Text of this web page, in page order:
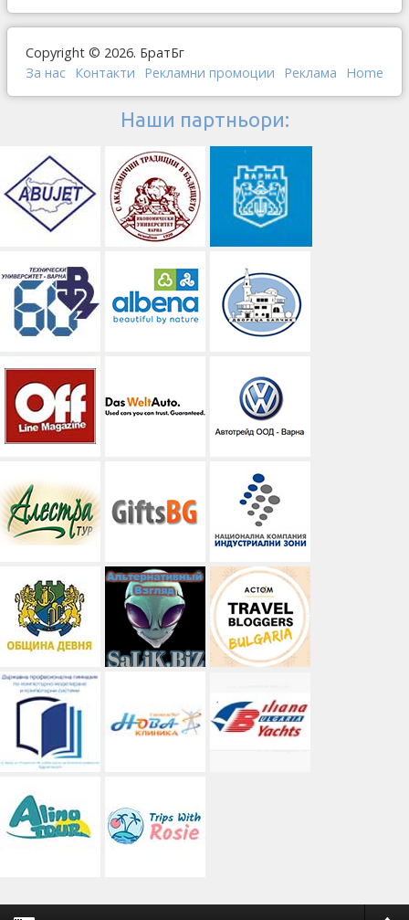
Copyright © 2026. БратБг
За нас Контакти Рекламни промоции Реклама Home
Наши партньори: